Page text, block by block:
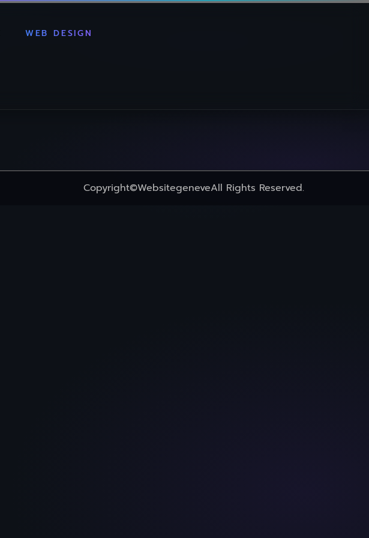
WEB DESIGN
Copyright©WebsitegeneveAll Rights Reserved.